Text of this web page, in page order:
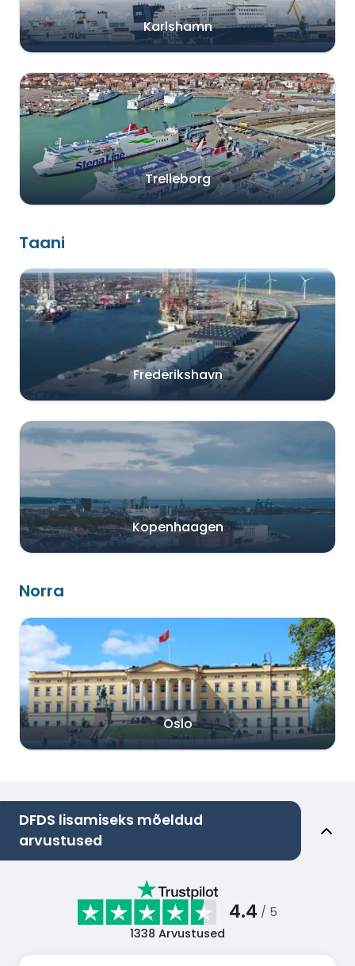
Karlshamn
Trelleborg
Taani
Frederikshavn
Kopenhaagen
Norra
Oslo
DFDS lisamiseks mõeldud
arvustused
4.4 / 5
1338 Arvustused